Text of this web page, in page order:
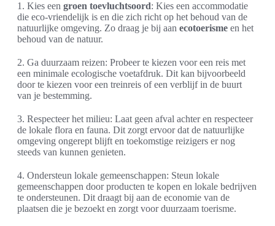
1. Kies een groen toevluchtsoord: Kies een accommodatie
die eco-vriendelijk is en die zich richt op het behoud van de
natuurlijke omgeving. Zo draag je bij aan ecotoerisme en het
behoud van de natuur.
2. Ga duurzaam reizen: Probeer te kiezen voor een reis met
een minimale ecologische voetafdruk. Dit kan bijvoorbeeld
door te kiezen voor een treinreis of een verblijf in de buurt
van je bestemming.
3. Respecteer het milieu: Laat geen afval achter en respecteer
de lokale flora en fauna. Dit zorgt ervoor dat de natuurlijke
omgeving ongerept blijft en toekomstige reizigers er nog
steeds van kunnen genieten.
4. Ondersteun lokale gemeenschappen: Steun lokale
gemeenschappen door producten te kopen en lokale bedrijven
te ondersteunen. Dit draagt bij aan de economie van de
plaatsen die je bezoekt en zorgt voor duurzaam toerisme.